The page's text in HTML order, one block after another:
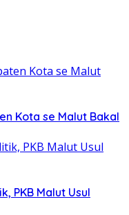
Kota se Malut Bakal
PKB Malut Usul